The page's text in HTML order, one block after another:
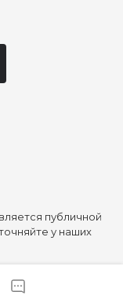
публичной
у наших
права защищены